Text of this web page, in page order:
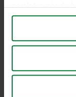
samlat in när du